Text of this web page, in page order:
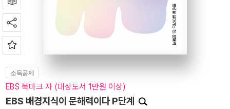
소득공제
EBS 북마크 자 (대상도서 1만원 이상)
EBS 배경지식이 문해력이다 P단계